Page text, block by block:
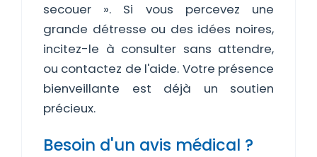
secouer ». Si vous percevez une
grande détresse ou des idées noires,
incitez-le à consulter sans attendre,
ou contactez de l'aide. Votre présence
bienveillante est déjà un soutien
précieux.
Besoin d'un avis médical ?